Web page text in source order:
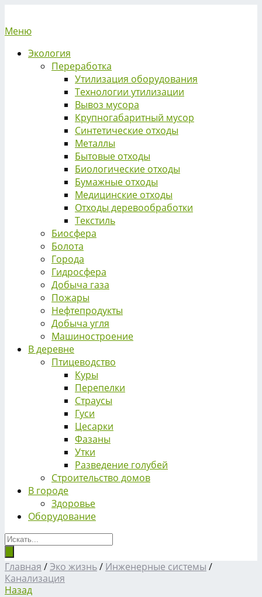
Меню
Экология
Переработка
Утилизация оборудования
Технологии утилизации
Вывоз мусора
Крупногабаритный мусор
Синтетические отходы
Металлы
Бытовые отходы
Биологические отходы
Бумажные отходы
Медицинские отходы
Отходы деревообработки
Текстиль
Биосфера
Болота
Города
Гидросфера
Добыча газа
Пожары
Нефтепродукты
Добыча угля
Машиностроение
В деревне
Птицеводство
Куры
Перепелки
Страусы
Гуси
Цесарки
Фазаны
Утки
Разведение голубей
Строительство домов
В городе
Здоровье
Оборудование
Главная /Эко жизнь/ Инженерные системы /
Канализация
Назад